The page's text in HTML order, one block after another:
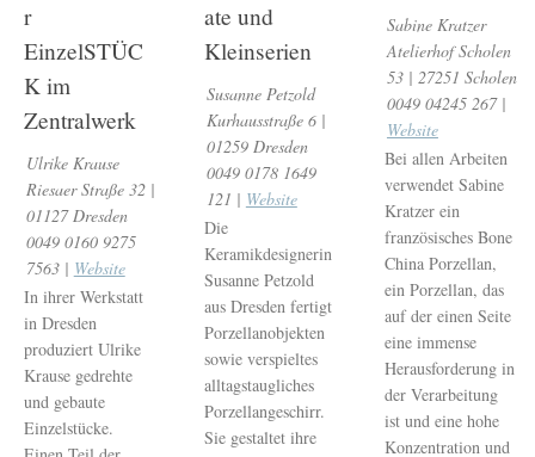
r
EinzelSTÜC
K im
Zentralwerk
Ulrike Krause
Riesaer Straße 32 |
01127 Dresden
0049 0160 9275
7563 | Website
In ihrer Werkstatt
in Dresden
produziert Ulrike
Krause gedrehte
und gebaute
Einzelstücke.
ate und
Kleinserien
Susanne Petzold
Kurhausstraße 6 |
01259 Dresden
0049 0178 1649
121 | Website
Die
Keramikdesignerin
Susanne Petzold
aus Dresden fertigt
Porzellanobjekten
sowie verspieltes
alltagstaugliches
Porzellangeschirr.
Sie gestaltet ihre
Sabine Kratzer
Atelierhof Scholen
53 | 27251 Scholen
0049 04245 267 |
Website
Bei allen Arbeiten
verwendet Sabine
Kratzer ein
französisches Bone
China Porzellan,
ein Porzellan, das
auf der einen Seite
eine immense
Herausforderung in
der Verarbeitung
ist und eine hohe
Konzentration und